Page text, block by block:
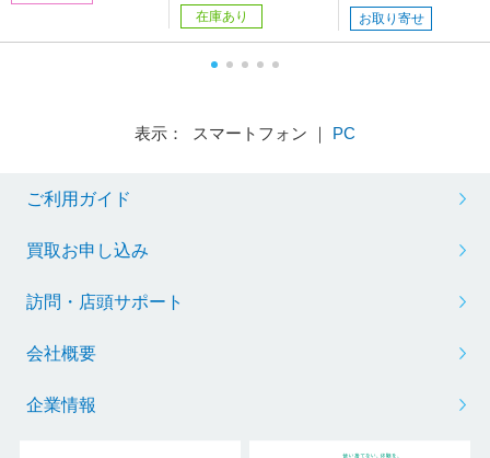
在庫あり お取り寄せ
表示： スマートフォン ｜ PC
ご利用ガイド
買取お申し込み
訪問・店頭サポート
会社概要
企業情報